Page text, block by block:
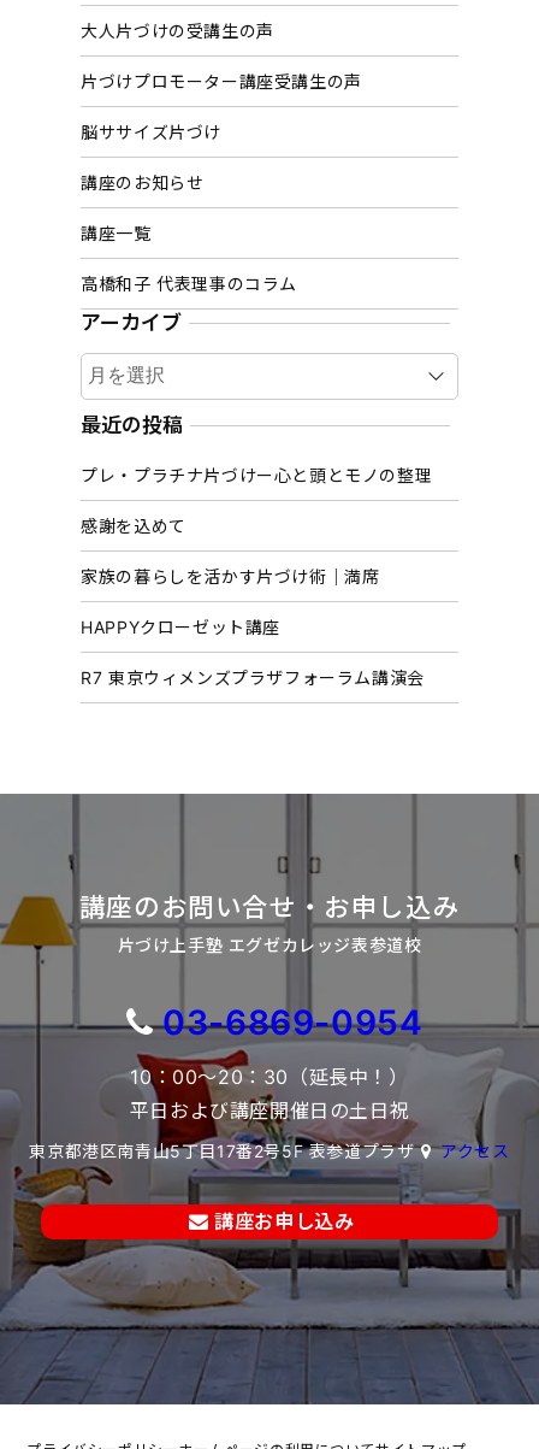
大人片づけの受講生の声
片づけプロモーター講座受講生の声
脳ササイズ片づけ
講座のお知らせ
講座一覧
高橋和子 代表理事のコラム
アーカイブ
ア
ー
カ
ブ
最近の投稿
プレ・プラチナ片づけー心と頭とモノの整理
感謝を込めて
家族の暮らしを活かす片づけ術｜満席
HAPPYクローゼット講座
R7 東京ウィメンズプラザフォーラム講演会
講座のお問い合せ・お申し込み
片づけ上手塾 エグゼカレッジ表参道校
03-6869-0954
10：00～20：30（延長中！）
平日および講座開催日の土日祝
東京都港区南青山5丁目17番2号5F 表参道プラザ アクセス
講座お申し込み